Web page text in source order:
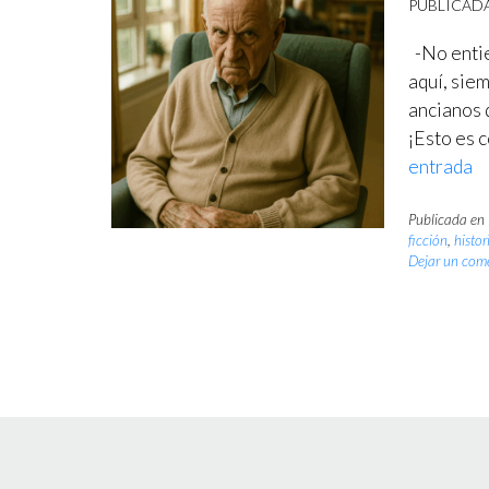
-No
aquí,
ancianos
¡Esto es
entrada
Publicada en
ficción,
Dejar un